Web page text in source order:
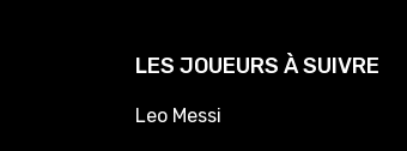
LES JOUEURS À SUIVRE
Leo Messi